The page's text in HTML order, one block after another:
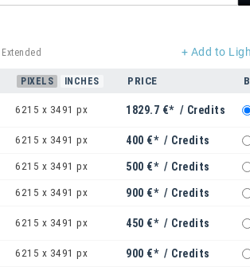
+ Add to
PIXELS INCHES PRICE
6215 x 3491 px 1829.7 €* / Credits
6215 x 3491 px 400 €* / Credits
6215 x 3491 px 500 €* / Credits
6215 x 3491 px 900 €* / Credits
6215 x 3491 px 450 €* / Credits
6215 x 3491 px 900 €* / Credits